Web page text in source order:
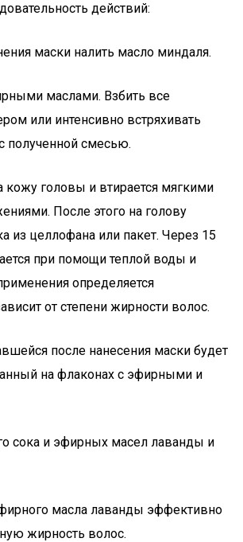
действий:
маски налить масло миндаля.
маслами. Взбить все
или интенсивно встряхивать
полученной смесью.
кожу головы и втирается мягкими
После этого на голову
из целлофана или пакет. Через 15
при помощи теплой воды и
определяется
от степени жирности волос.
после нанесения маски будет
на флаконах с эфирными и
сока и эфирных масел лаванды и
масла лаванды эффективно
жирность волос.